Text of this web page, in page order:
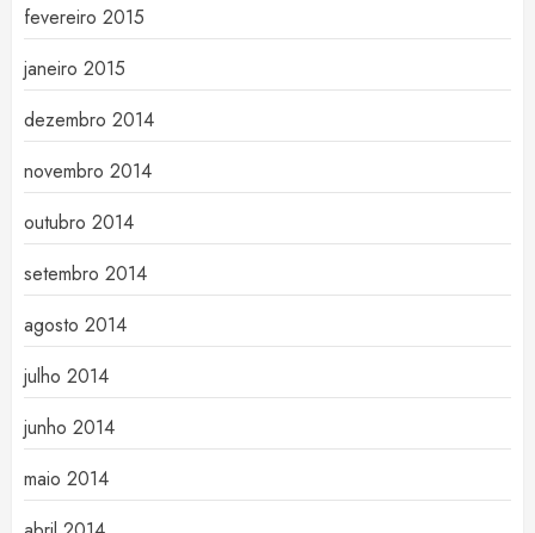
fevereiro 2015
janeiro 2015
dezembro 2014
novembro 2014
outubro 2014
setembro 2014
agosto 2014
julho 2014
junho 2014
maio 2014